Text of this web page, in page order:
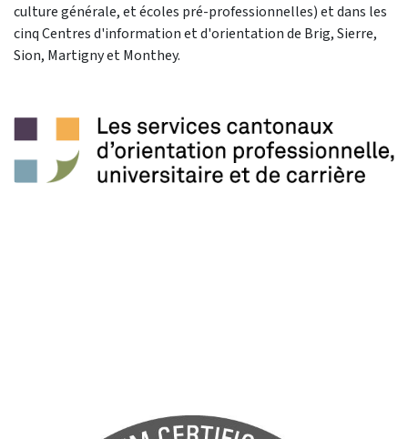
culture générale, et écoles pré-professionnelles) et dans les
cinq Centres d'information et d'orientation de Brig, Sierre,
Sion, Martigny et Monthey.